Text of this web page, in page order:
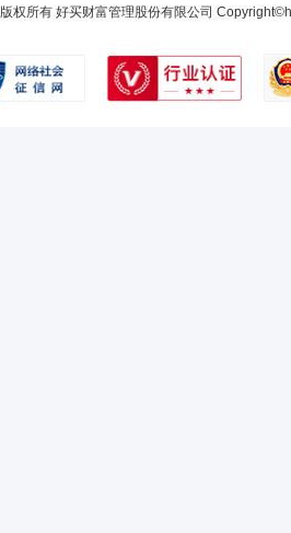
版权所有 好买财富管理股份有限公司